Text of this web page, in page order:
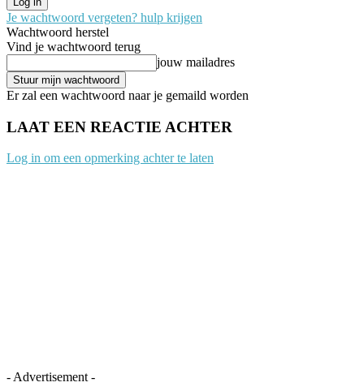
Je wachtwoord vergeten? hulp krijgen
Wachtwoord herstel
Vind je wachtwoord terug
jouw mailadres
Er zal een wachtwoord naar je gemaild worden
LAAT EEN REACTIE ACHTER
Log in om een opmerking achter te laten
- Advertisement -